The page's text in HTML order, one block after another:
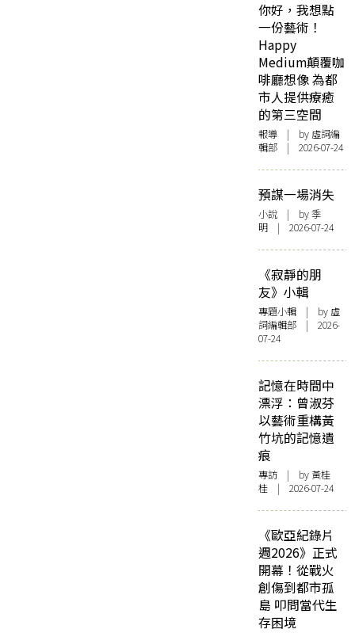
你好，我想點
一份藝術！
Happy
Medium顛覆咖
啡廳想像 為都
市人提供療癒
的第三空間
報導 | by 虛詞編
輯部 | 2026-07-24
預謀一場消失
小說 | by 季
明 | 2026-07-24
《寂靜的朋
友》小輯
專題小輯 | by 虛
詞編輯部 | 2026-
07-24
記憶在時間中
漂浮：曾淑芬
以藝術重構黃
竹坑的記憶遺
痕
專訪 | by 黃桂
桂 | 2026-07-24
《歐亞紀錄片
週2026》正式
開幕！從戰火
創傷到都市孤
島 叩問當代生
存困境